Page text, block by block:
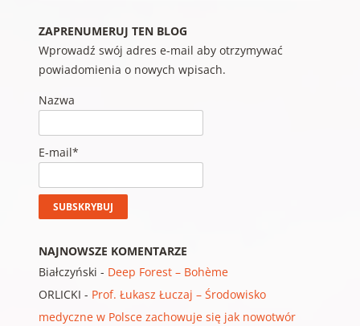
ZAPRENUMERUJ TEN BLOG
Wprowadź swój adres e-mail aby otrzymywać
powiadomienia o nowych wpisach.
Nazwa
E-mail*
NAJNOWSZE KOMENTARZE
Białczyński - Deep Forest – Bohème
ORLICKI - Prof. Łukasz Łuczaj – Środowisko
medyczne w Polsce zachowuje się jak nowotwór